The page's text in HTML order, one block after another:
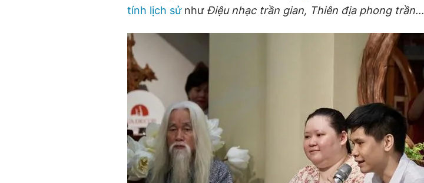
tính lịch sửnhư Điệu nhạc trần gian, Thiên địa phong trần...